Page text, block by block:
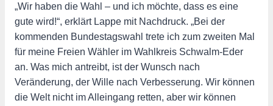
„Wir haben die Wahl – und ich möchte, dass es eine
gute wird!“, erklärt Lappe mit Nachdruck. „Bei der
kommenden Bundestagswahl trete ich zum zweiten Mal
für meine Freien Wähler im Wahlkreis Schwalm-Eder
an. Was mich antreibt, ist der Wunsch nach
Veränderung, der Wille nach Verbesserung. Wir können
die Welt nicht im Alleingang retten, aber wir können